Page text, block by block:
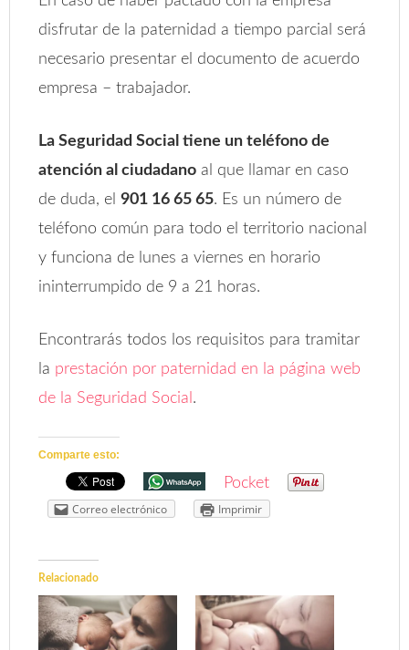
disfrutar de la paternidad a tiempo parcial será
necesario presentar el documento de acuerdo
empresa – trabajador.
La Seguridad Social tiene un teléfono de
atención al ciudadano al que llamar en caso
de duda, el901 16 65 65. Es un número de
teléfono común para todo el territorio nacional
y funciona de lunes a viernes en horario
ininterrumpido de 9 a 21 horas.
Encontrarás todos los requisitos para tramitar
la prestación por paternidad en la página web
de la Seguridad Social .
Comparte esto:
Pocket
Correo electrónico Imprimir
Relacionado